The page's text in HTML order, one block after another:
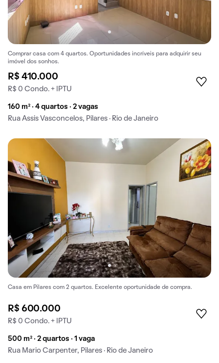
Comprar casa com 4 quartos. Oportunidades incríveis para adquirir seu
imóvel dos sonhos.
R$ 410.000
R$ 0 Condo. + IPTU
160 m² · 4 quartos · 2 vagas
Rua Assis Vasconcelos, Pilares · Rio de Janeiro
Casa em Pilares com 2 quartos. Excelente oportunidade de compra.
R$ 600.000
R$ 0 Condo. + IPTU
500 m² · 2 quartos · 1 vaga
Rua Mario Carpenter, Pilares · Rio de Janeiro